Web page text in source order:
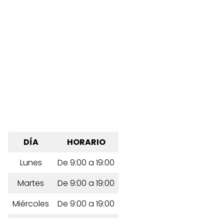
DÍA
HORARIO
Lunes
De 9:00 a 19:00
Martes
De 9:00 a 19:00
Miércoles
De 9:00 a 19:00